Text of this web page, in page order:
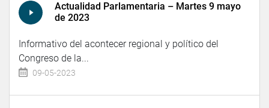
Actualidad Parlamentaria – Martes 9 mayo
de 2023
Informativo del acontecer regional y político del
Congreso de la...
09-05-2023